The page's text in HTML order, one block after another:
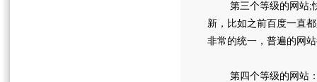
第三个等级的网站;快
新，比如之前百度一直
非常的统一，普遍的网
第四个等级的网站：